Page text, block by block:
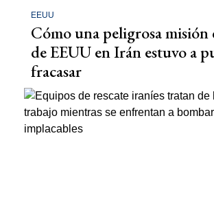
EEUU
Cómo una peligrosa misión
de EEUU en Irán estuvo a
fracasar